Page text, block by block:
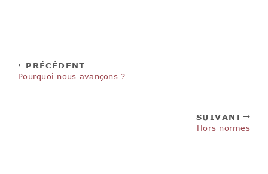
PRÉCÉDENT
Pourquoi nous avançons ?
SUIVANT
Hors normes